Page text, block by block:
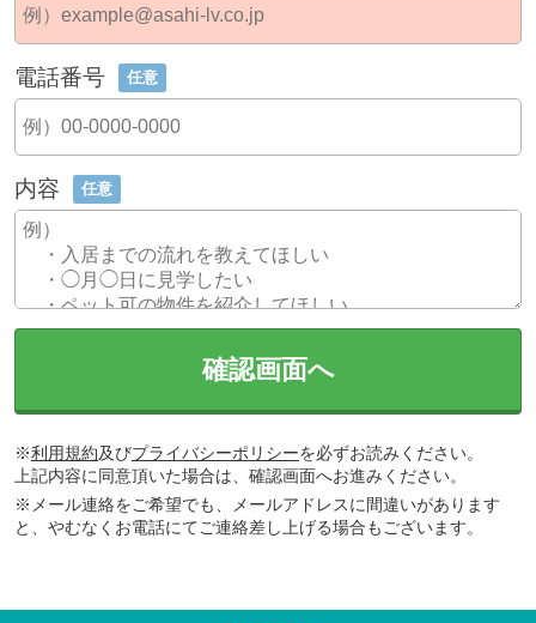
電話番号 任意
内容 任意
確認画面へ
※利用規約及びプライバシーポリシーを必ずお読みください。
上記内容に同意頂いた場合は、確認画面へお進みください。
※メール連絡をご希望でも、メールアドレスに間違いがあります
と、やむなくお電話にてご連絡差し上げる場合もございます。